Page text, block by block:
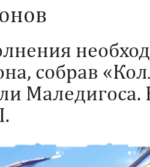
собрав
Маледигоса.